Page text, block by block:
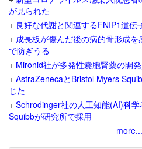
が見られた
+ 良好な代謝と関連するFNIP1遺伝
+ 成長板が傷んだ後の病的骨形成
で防ぎうる
+ Mironid社が多発性嚢胞腎薬の開
+ AstraZenecaとBristol Myers
じた
+ Schrodinger社の人工知能(AI)科
Squibbが研究所で採用
more...